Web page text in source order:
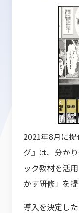
2021年8月に
グ』は、分か
ック教材を活
かす研修」を
導入を決定し